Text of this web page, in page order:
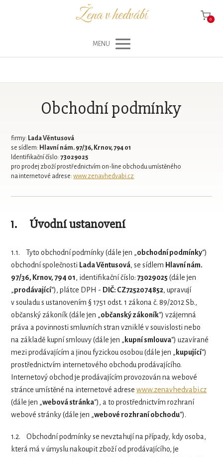
Žena v hedvábí 0
MENU
Obchodní podmínky
firmy: Lada Věntusová
se sídlem: Hlavní nám. 97/36, Krnov, 794 01
Identifikační číslo: 73029025
pro prodej zboží prostřednictvím on-line obchodu umístěného
na internetové adrese:www.zenavhedvabi.cz
1. Úvodní ustanovení
1.1. Tyto obchodní podmínky (dále jen „obchodní podmínky“)
obchodní společnosti Lada Věntusová, se sídlem Hlavní nám.
97/36, Krnov, 794 01, identifikační číslo:73029025 (dále jen
„prodávající“), plátce DPH - DIČ: CZ7252074852, upravují
v souladu s ustanovením § 1751 odst. 1 zákona č. 89/2012 Sb.,
občanský zákoník (dále jen „občanský zákoník“) vzájemná
práva a povinnosti smluvních stran vzniklé v souvislosti nebo
na základě kupní smlouvy (dále jen „ kupní smlouva“) uzavírané
mezi prodávajícím a jinou fyzickou osobou (dále jen „ kupující“)
prostřednictvím internetového obchodu prodávajícího.
Internetový obchod je prodávajícím provozován na webové
stránce umístěné na internetové adresewww.zenavhedvabi.cz
(dále jen „webová stránka“), a to prostřednictvím rozhraní
webové stránky (dále jen „webové rozhraní obchodu“).
1.2.
Obchodní podmínky se nevztahují na případy, kdy osoba,
která má v úmyslu nakoupit zboží od prodávajícího, je